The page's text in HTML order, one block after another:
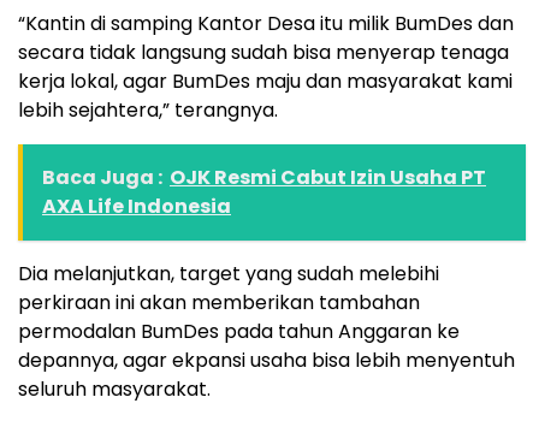
“Kantin di samping Kantor Desa itu milik BumDes dan
secara tidak langsung sudah bisa menyerap tenaga
kerja lokal, agar BumDes maju dan masyarakat kami
lebih sejahtera,” terangnya.
Baca Juga : OJK Resmi Cabut Izin Usaha PT
AXA Life Indonesia
Dia melanjutkan, target yang sudah melebihi
perkiraan ini akan memberikan tambahan
permodalan BumDes pada tahun Anggaran ke
depannya, agar ekpansi usaha bisa lebih menyentuh
seluruh masyarakat.